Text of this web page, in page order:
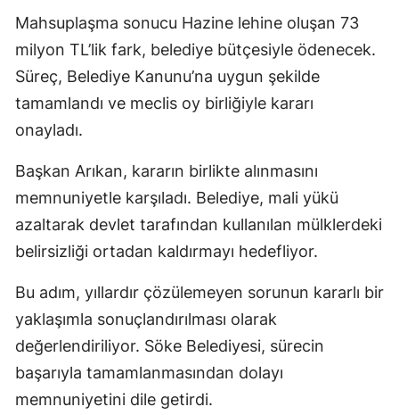
Mahsuplaşma sonucu Hazine lehine oluşan 73
milyon TL’lik fark, belediye bütçesiyle ödenecek.
Süreç, Belediye Kanunu’na uygun şekilde
tamamlandı ve meclis oy birliğiyle kararı
onayladı.
Başkan Arıkan, kararın birlikte alınmasını
memnuniyetle karşıladı. Belediye, mali yükü
azaltarak devlet tarafından kullanılan mülklerdeki
belirsizliği ortadan kaldırmayı hedefliyor.
Bu adım, yıllardır çözülemeyen sorunun kararlı bir
yaklaşımla sonuçlandırılması olarak
değerlendiriliyor. Söke Belediyesi, sürecin
başarıyla tamamlanmasından dolayı
memnuniyetini dile getirdi.